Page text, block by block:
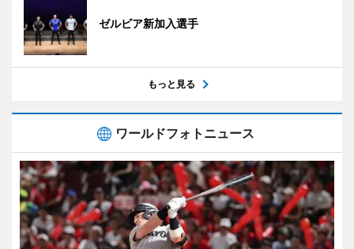
ゼルビア新加入選手
もっと見る
ワールドフォトニュース